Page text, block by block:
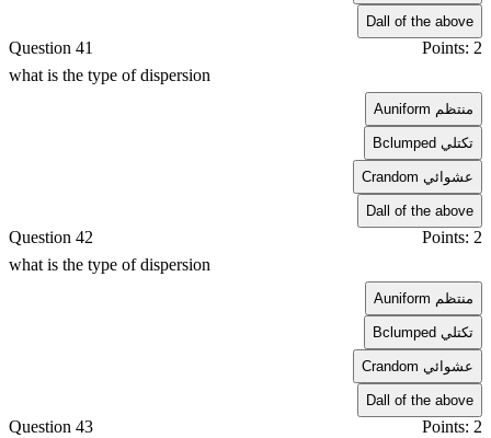
Dall of the above
Question 41
Points: 2
what is the type of dispersion
A uniform منتظم
B clumped تكتلي
C random عشوائي
Dall of the above
Question 42
Points: 2
what is the type of dispersion
A uniform منتظم
B clumped تكتلي
C random عشوائي
Dall of the above
Question 43 Points: 2